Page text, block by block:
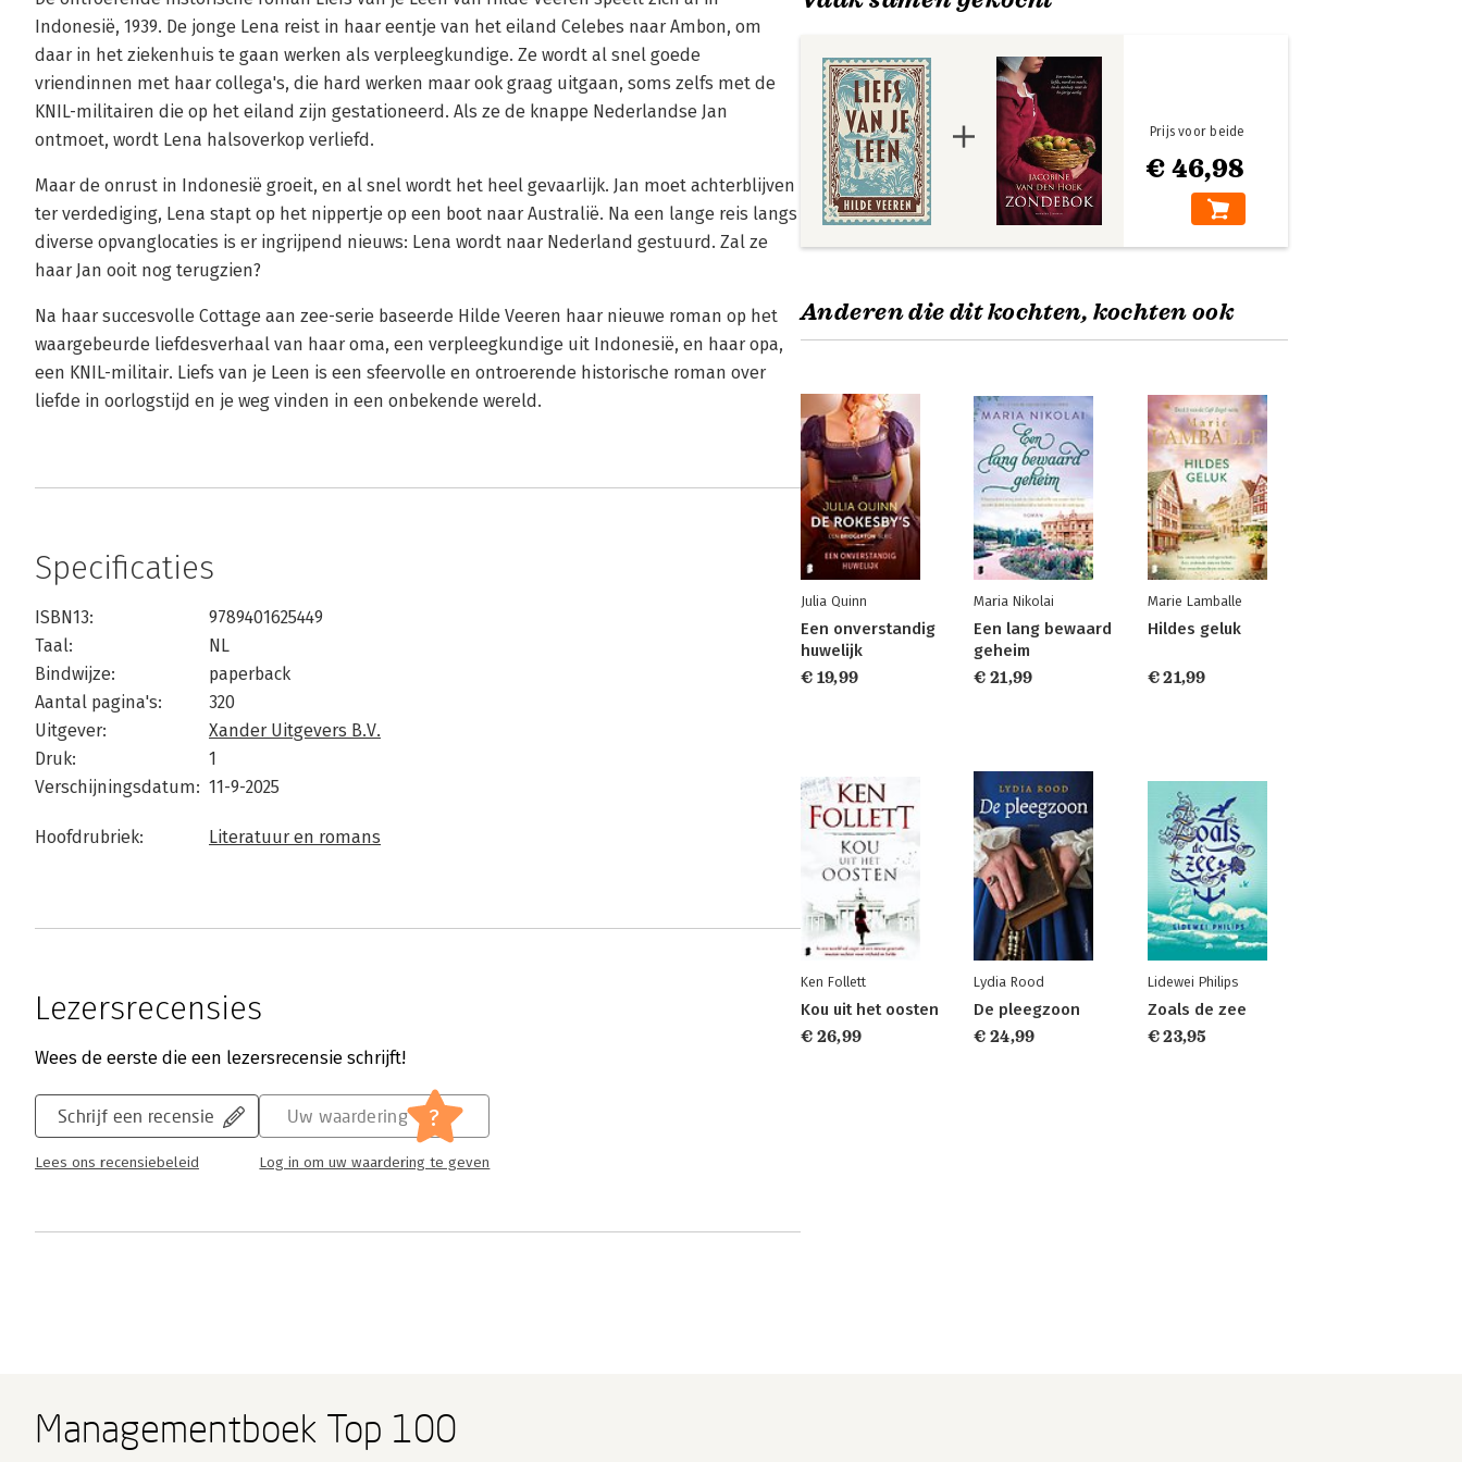
Indonesië, 1939. De jonge Lena reist in haar eentje van het eiland Celebes naar Ambon, om
daar in het ziekenhuis te gaan werken als verpleegkundige. Ze wordt al snel goede
vriendinnen met haar collega's, die hard werken maar ook graag uitgaan, soms zelfs met de
KNIL-militairen die op het eiland zijn gestationeerd. Als ze de knappe Nederlandse Jan
ontmoet, wordt Lena halsoverkop verliefd.
Maar de onrust in Indonesië groeit, en al snel wordt het heel gevaarlijk. Jan moet achterblijven
ter verdediging, Lena stapt op het nippertje op een boot naar Australië. Na een lange reis langs
diverse opvanglocaties is er ingrijpend nieuws: Lena wordt naar Nederland gestuurd. Zal ze
haar Jan ooit nog terugzien?
Na haar succesvolle Cottage aan zee-serie baseerde Hilde Veeren haar nieuwe roman op het
waargebeurde liefdesverhaal van haar oma, een verpleegkundige uit Indonesië, en haar opa,
een KNIL-militair. Liefs van je Leen is een sfeervolle en ontroerende historische roman over
liefde in oorlogstijd en je weg vinden in een onbekende wereld.
Specificaties
ISBN13:
9789401625449
Taal:
NL
Bindwijze:
paperback
Aantal pagina's:
320
Uitgever:
Xander Uitgevers B.V.
Druk:
1
Verschijningsdatum: 11-9-2025
Hoofdrubriek: Literatuur en romans
Lezersrecensies
Wees de eerste die een lezersrecensie schrijft!
Schrijf een recensie
Lees ons recensiebeleid
Uw waardering ?
Log in om uw waardering te geven
€ 46,98
Prijs voor beide
Anderen die dit kochten, kochten ook
Julia Quinn
Een onverstandig
huwelijk
€ 19,99
Maria Nikolai
Een lang bewaard
geheim
€ 21,99
Marie Lamballe
Hildes geluk
€ 21,99
Ken Follett
Kou uit het oosten
€ 26,99
Lydia Rood
De pleegzoon
€ 24,99
Lidewei Philips
Zoals de zee
€ 23,95
Managementboek Top 100